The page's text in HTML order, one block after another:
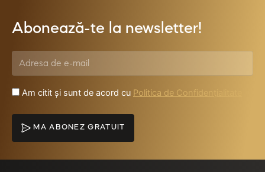
Abonează-te la newsletter!
Am citit și sunt de acord cu Politica de Confidențialitate
MA ABONEZ GRATUIT